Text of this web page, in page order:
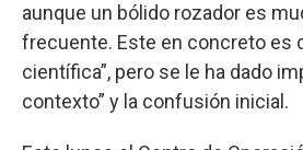
aunque un bólido rozador es
frecuente. Este en concreto es
científica”, pero se le ha dado
contexto” y la confusión inicial.